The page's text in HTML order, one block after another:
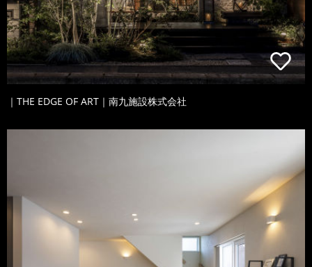
｜THE EDGE OF ART｜南九施設株式会社